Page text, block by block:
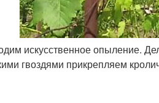
искусственное опыление.
гвоздями прикрепляем